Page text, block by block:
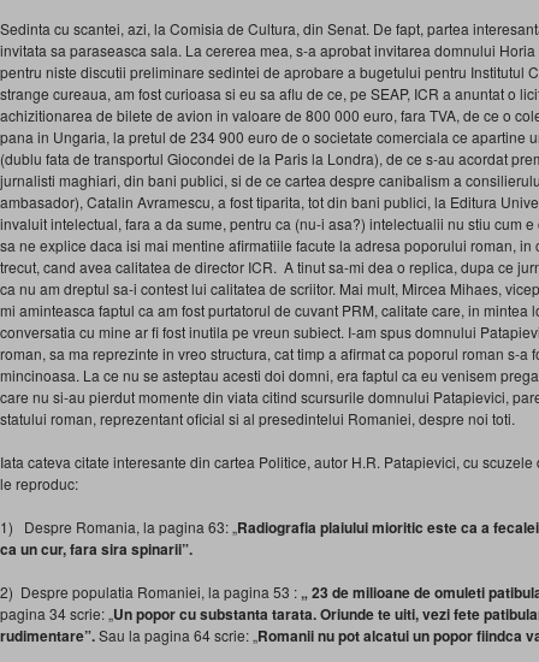
Sedinta cu scantei, azi, la Comisia de Cultura, din Senat. De fapt, partea
invitata sa paraseasca sala. La cererea mea, s-a aprobat invitarea domnului
pentru niste discutii preliminare sedintei de aprobare a bugetului pentru Institutul
strange cureaua, am fost curioasa si eu sa aflu de ce, pe SEAP, ICR a anuntat o
achizitionarea de bilete de avion in valoare de 800 000 euro, fara TVA, de ce o
pana in Ungaria, la pretul de 234 900 euro de o societate comerciala ce apartine
(dublu fata de transportul Giocondei de la Paris la Londra), de ce s-au acordat
jurnalisti maghiari, din bani publici, si de ce cartea despre canibalism a
ambasador), Catalin Avramescu, a fost tiparita, tot din bani publici, la Editura
invaluit intelectual, fara a da sume, pentru ca (nu-i asa?) intelectualii nu stiu cum
sa ne explice daca isi mai mentine afirmatiile facute la adresa poporului roman, in
trecut, cand avea calitatea de director ICR. A tinut sa-mi dea o replica, dupa ce
ca nu am dreptul sa-i contest lui calitatea de scriitor. Mai mult, Mircea Mihaes,
mi aminteasca faptul ca am fost purtatorul de cuvant PRM, calitate care, in mintea
conversatia cu mine ar fi fost inutila pe vreun subiect. I-am spus domnului
roman, sa ma reprezinte in vreo structura, cat timp a afirmat ca poporul roman s-a
mincinoasa. La ce nu se asteptau acesti doi domni, era faptul ca eu venisem
care nu si-au pierdut momente din viata citind scursurile domnului Patapievici,
statului roman, reprezentant oficial si al presedintelui Romaniei, despre noi toti.
Iata cateva citate interesante din cartea Politice, autor H.R. Patapievici, cu
le reproduc:
1) Despre Romania, la pagina 63: „Radiografia plaiului mioritic este ca a
ca un cur, fara sira spinarii”.
2) Despre populatia Romaniei, la pagina 53 : „ 23 de milioane de omuleti
pagina 34 scrie: „Un popor cu substanta tarata. Oriunde te uiti, vezi fete
rudimentare”.Sau la pagina 64 scrie: „Romanii nu pot alcatui un popor fiindca